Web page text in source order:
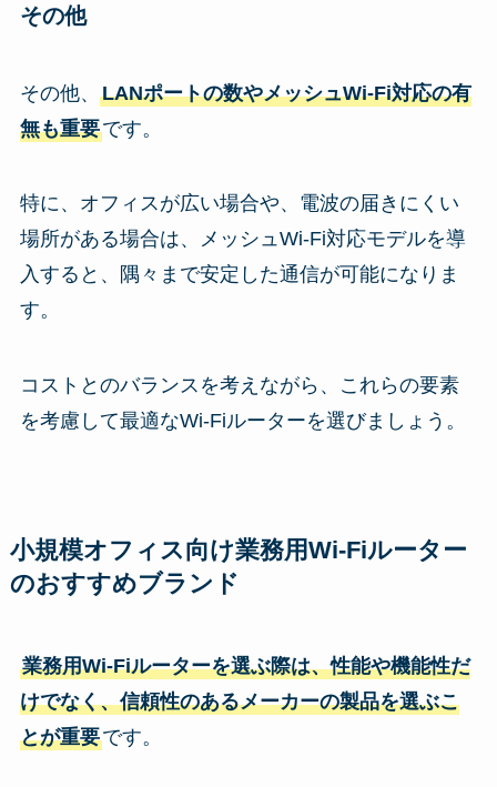
その他
その他、 LANポートの数やメッシュWi-Fi対応の有
無も重要です。
特に、オフィスが広い場合や、電波の届きにくい
場所がある場合は、メッシュWi-Fi対応モデルを導
入すると、隅々まで安定した通信が可能になりま
す。
コストとのバランスを考えながら、これらの要素
を考慮して最適なWi-Fiルーターを選びましょう。
小規模オフィス向け業務用Wi-Fiルーター
のおすすめブランド
業務用Wi-Fiルーターを選ぶ際は、性能や機能性だ
けでなく、信頼性のあるメーカーの製品を選ぶこ
とが重要です。